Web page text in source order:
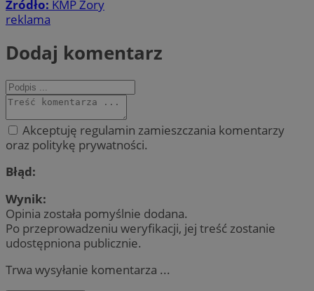
Źródło: KMP Żory
reklama
Dodaj komentarz
Akceptuję regulamin zamieszczania komentarzy
oraz politykę prywatności.
Błąd:
Wynik:
Opinia została pomyślnie dodana.
Po przeprowadzeniu weryfikacji, jej treść zostanie
udostępniona publicznie.
Trwa wysyłanie komentarza ...